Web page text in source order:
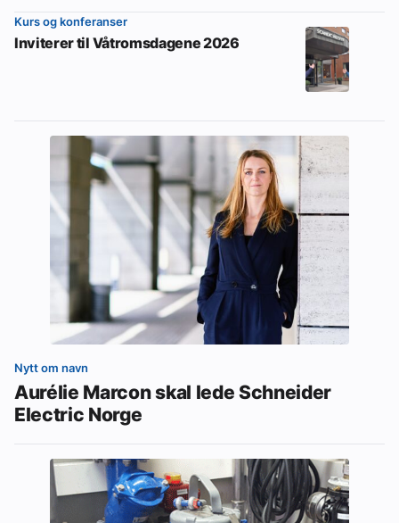
Kurs og konferanser
Inviterer til Våtromsdagene 2026
Nytt om navn
Aurélie Marcon skal lede Schneider
Electric Norge